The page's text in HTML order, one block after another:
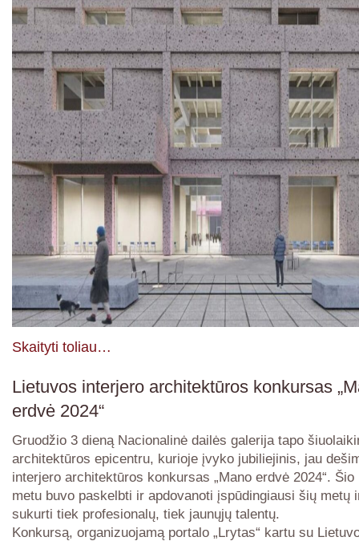
Skaityti toliau…
Lietuvos interjero architektūros konkursas
erdvė 2024“
Gruodžio 3 dieną Nacionalinė dailės galerija tapo
architektūros epicentru, kurioje įvyko jubiliejinis, jau
interjero architektūros konkursas „Mano erdvė 2024“. Šio
metu buvo paskelbti ir apdovanoti įspūdingiausi šių metų
sukurti tiek profesionalų, tiek jaunųjų talentų.
Konkursą, organizuojamą portalo „Lrytas“ kartu su